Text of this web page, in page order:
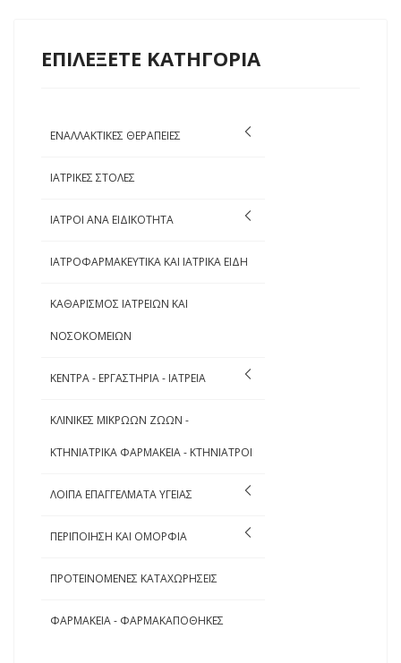
ΕΠΙΛΕΞΕΤΕ ΚΑΤΗΓΟΡΙΑ
ΕΝΑΛΛΑΚΤΙΚΕΣ ΘΕΡΑΠΕΙΕΣ
ΙΑΤΡΙΚΕΣ ΣΤΟΛΕΣ
ΙΑΤΡΟΙ ΑΝΑ ΕΙΔΙΚΟΤΗΤΑ
ΙΑΤΡΟΦΑΡΜΑΚΕΥΤΙΚΑ ΚΑΙ ΙΑΤΡΙΚΑ ΕΙΔΗ
ΚΑΘΑΡΙΣΜΟΣ ΙΑΤΡΕΙΩΝ ΚΑΙ
ΝΟΣΟΚΟΜΕΙΩΝ
ΚΕΝΤΡΑ - ΕΡΓΑΣΤΗΡΙΑ - ΙΑΤΡΕΙΑ
ΚΛΙΝΙΚΕΣ ΜΙΚΡΩΩΝ ΖΩΩΝ -
ΚΤΗΝΙΑΤΡΙΚΑ ΦΑΡΜΑΚΕΙΑ - ΚΤΗΝΙΑΤΡΟΙ
ΛΟΙΠΑ ΕΠΑΓΓΕΛΜΑΤΑ ΥΓΕΙΑΣ
ΠΕΡΙΠΟΙΗΣΗ ΚΑΙ ΟΜΟΡΦΙΑ
ΠΡΟΤΕΙΝΟΜΕΝΕΣ ΚΑΤΑΧΩΡΗΣΕΙΣ
ΦΑΡΜΑΚΕΙΑ - ΦΑΡΜΑΚΑΠΟΘΗΚΕΣ